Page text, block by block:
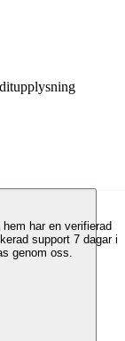
hem har en verifierad
support 7 dagar i
genom oss.